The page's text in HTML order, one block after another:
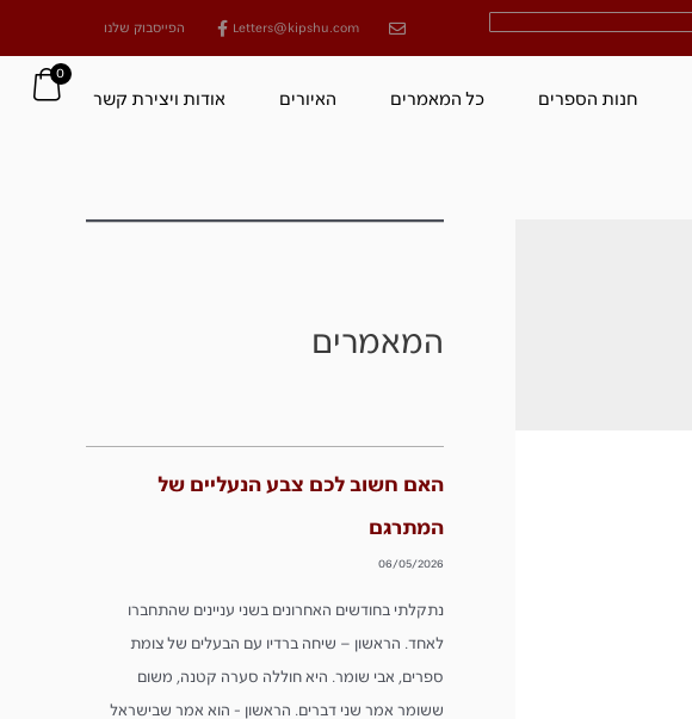
Letters@kipshu.com הפייסבוק שלנו
חנות הספרים כל המאמרים האיורים אודות ויצירת קשר
0
המאמרים
האם חשוב לכם צבע הנעליים של
המתרגם
06/05/2026
נתקלתי בחודשים האחרונים בשני עניינים שהתחברו
לאחד. הראשון – שיחה ברדיו עם הבעלים של צומת
ספרים, אבי שומר. היא חוללה סערה קטנה, משום
ששומר אמר שני דברים. הראשון - הוא אמר שבישראל